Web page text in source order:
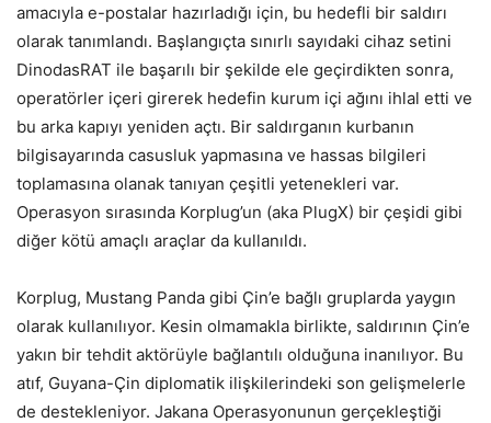
amacıyla e-postalar hazırladığı için, bu hedefli bir saldırı
olarak tanımlandı. Başlangıçta sınırlı sayıdaki cihaz setini
DinodasRAT ile başarılı bir şekilde ele geçirdikten sonra,
operatörler içeri girerek hedefin kurum içi ağını ihlal etti ve
bu arka kapıyı yeniden açtı. Bir saldırganın kurbanın
bilgisayarında casusluk yapmasına ve hassas bilgileri
toplamasına olanak tanıyan çeşitli yetenekleri var.
Operasyon sırasında Korplug’un (aka PlugX) bir çeşidi gibi
diğer kötü amaçlı araçlar da kullanıldı.
Korplug, Mustang Panda gibi Çin’e bağlı gruplarda yaygın
olarak kullanılıyor. Kesin olmamakla birlikte, saldırının Çin’e
yakın bir tehdit aktörüyle bağlantılı olduğuna inanılıyor. Bu
atıf, Guyana-Çin diplomatik ilişkilerindeki son gelişmelerle
de destekleniyor. Jakana Operasyonunun gerçekleştiği